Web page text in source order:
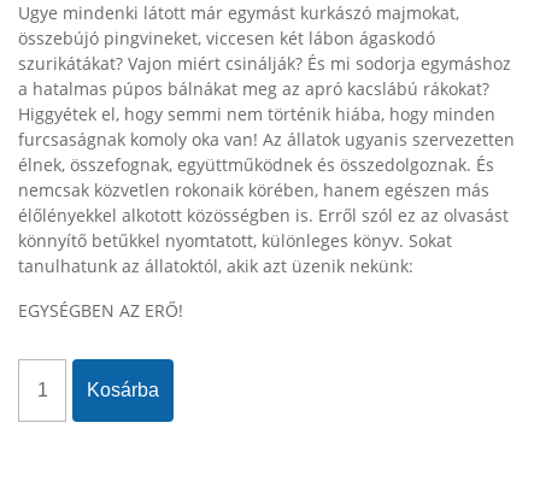
Ugye mindenki látott már egymást kurkászó majmokat,
összebújó pingvineket, viccesen két lábon ágaskodó
szurikátákat? Vajon miért csinálják? És mi sodorja egymáshoz
a hatalmas púpos bálnákat meg az apró kacslábú rákokat?
Higgyétek el, hogy semmi nem történik hiába, hogy minden
furcsaságnak komoly oka van! Az állatok ugyanis szervezetten
élnek, összefognak, együttműködnek és összedolgoznak. És
nemcsak közvetlen rokonaik körében, hanem egészen más
élőlényekkel alkotott közösségben is. Erről szól ez az olvasást
könnyítő betűkkel nyomtatott, különleges könyv. Sokat
tanulhatunk az állatoktól, akik azt üzenik nekünk:
EGYSÉGBEN AZ ERŐ!
Kosárba